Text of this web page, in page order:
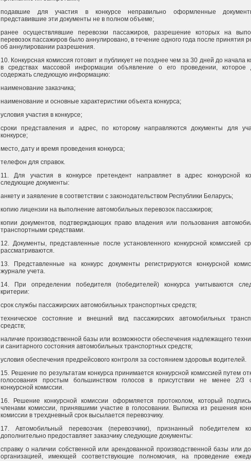
подавшие для участия в конкурсе неправильно оформленные
представившие эти документы не в полном объеме;
ранее осуществлявшие перевозки пассажиров, разрешение которых на
перевозок пассажиров было аннулировано, в течение одного года после принятия
об аннулировании разрешения.
10. Конкурсная комиссия готовит и публикует не позднее чем за 30 дней до начала
в средствах массовой информации объявление о его проведении, которое
содержать следующую информацию:
наименование заказчика;
наименование и основные характеристики объекта конкурса;
условия участия в конкурсе;
сроки представления и адрес, по которому направляются документы для
конкурсе;
место, дату и время проведения конкурса;
телефон для справок.
11. Для участия в конкурсе претендент направляет в адрес конкурсной
следующие документы:
анкету и заявление в соответствии с законодательством Республики Беларусь;
копию лицензии на выполнение автомобильных перевозок пассажиров;
копии документов, подтверждающих право владения или пользования
транспортными средствами.
12. Документы, представленные после установленного конкурсной комиссией
рассматриваются.
13. Представленные на конкурс документы регистрируются конкурсной
журнале учета.
14. При определении победителя (победителей) конкурса учитываются
критерии:
срок службы пассажирских автомобильных транспортных средств;
техническое состояние и внешний вид пассажирских автомобильных
средств;
наличие производственной базы или возможности обеспечения надлежащего
и санитарного состояния автомобильных транспортных средств;
условия обеспечения предрейсового контроля за состоянием здоровья водителей.
15. Решение по результатам конкурса принимается конкурсной комиссией путем
голосования простым большинством голосов в присутствии не менее 2/3
конкурсной комиссии.
16. Решение конкурсной комиссии оформляется протоколом, который
членами комиссии, принявшими участие в голосовании. Выписка из решения
комиссии в трехдневный срок высылается перевозчику.
17. Автомобильный перевозчик (перевозчики), признанный победителем
дополнительно предоставляет заказчику следующие документы:
справку о наличии собственной или арендованной производственной базы или
организацией, имеющей соответствующие полномочия, на проведение